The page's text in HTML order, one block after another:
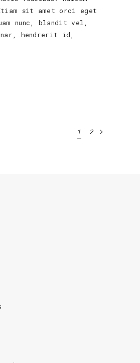
sit amet orci eget
nunc, blandit vel,
hendrerit id,
1 2